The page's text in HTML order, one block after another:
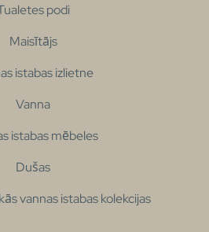
podi
Maisītājs
istabas izlietne
Vanna
istabas mēbeles
Dušas
vannas istabas kolekcijas